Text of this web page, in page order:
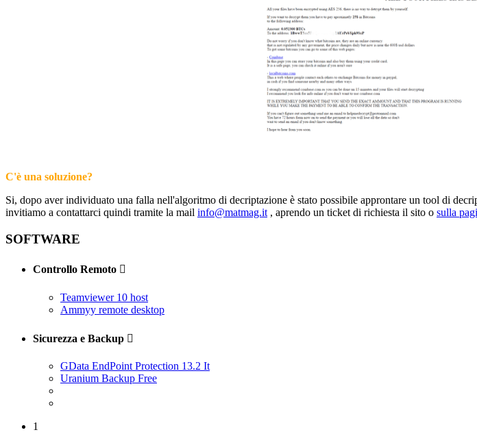
C'è una soluzione?
Si, dopo aver individuato una falla nell'algoritmo di decriptazione è stato possibile approntare un tool di
invitiamo a contattarci quindi tramite la mail info@matmag.it , aprendo un ticket di richiesta il sito o sulla
SOFTWARE
Controllo Remoto 
Teamviewer 10 host
Ammyy remote desktop
Sicurezza e Backup 
GData EndPoint Protection 13.2 It
Uranium Backup Free
1